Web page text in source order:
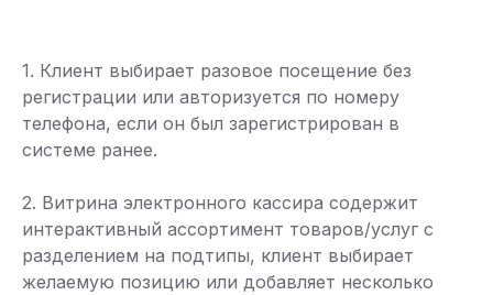
1. Клиент выбирает разовое посещение без
регистрации или авторизуется по номеру
телефона, если он был зарегистрирован в
системе ранее.
2. Витрина электронного кассира содержит
интерактивный ассортимент товаров/услуг с
разделением на подтипы, клиент выбирает
желаемую позицию или добавляет несколько